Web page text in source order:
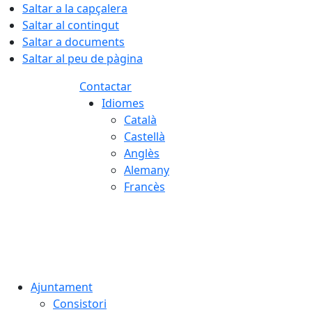
Saltar a la capçalera
Saltar al contingut
Saltar a documents
Saltar al peu de pàgina
Contactar
Idiomes
Català
Castellà
Anglès
Alemany
Francès
Ajuntament
Consistori